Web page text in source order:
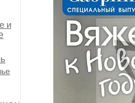
и